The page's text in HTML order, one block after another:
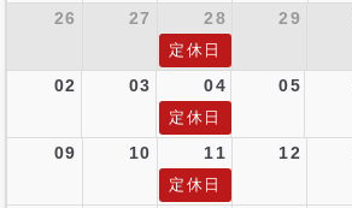
26 27 28 29
定休日
02 03 04 05
定休日
09 10 11 12
定休日